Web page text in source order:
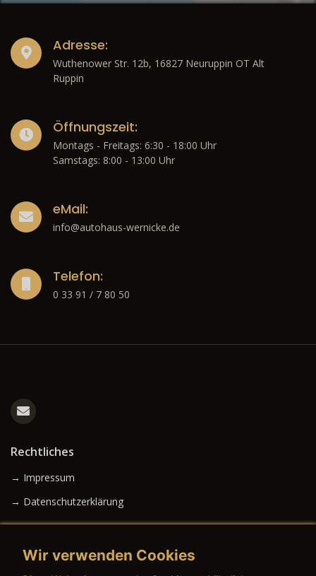
Adresse:
Wuthenower Str. 12b, 16827 Neuruppin OT Alt
Ruppin
Öffnungszeit:
Montags - Freitags: 6:30 - 18:00 Uhr
Samstags: 8:00 - 13:00 Uhr
eMail:
info@autohaus-wernicke.de
Telefon:
0 33 91 / 7 80 50
Rechtliches
→ Impressum
→ Datenschutzerklärung
Wir verwenden Cookies